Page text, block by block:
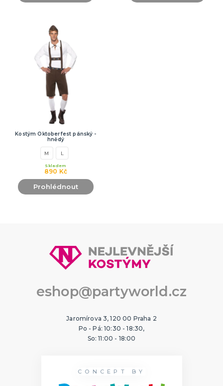
Kostým Oktoberfest pánský -
hnědý
M L
890 Kč
Skladem
Prohlédnout
eshop@partyworld.cz
Jaromírova 3, 120 00 Praha 2
Po - Pá: 10:30 - 18:30,
So: 11:00 - 18:00
CONCEPT BY